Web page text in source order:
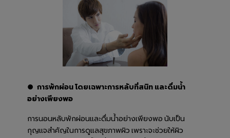
● การพักผ่อน โดยเฉพาะการหลับที่สนิท และดื่มน้ำ
อย่างเพียงพอ
การนอนหลับพักผ่อนและดื่มน้ำอย่างเพียงพอ นับเป็น
กุญแจสำคัญในการดูแลสุขภาพผิว เพราะจะช่วยให้ผิว